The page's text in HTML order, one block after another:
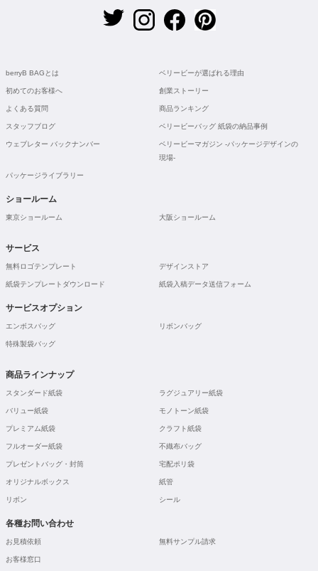
berryB BAGとは ベリービーが選ばれる理由
初めてのお客様へ 創業ストーリー
よくある質問 商品ランキング
スタッフブログ ベリービーバッグ 紙袋の納品事例
ウェブレター バックナンバー
ベリービーマガジン -パッケージデザインの
現場-
パッケージライブラリー
ショールーム
東京ショールーム 大阪ショールーム
サービス
無料ロゴテンプレート デザインストア
紙袋テンプレートダウンロード 紙袋入稿データ送信フォーム
サービスオプション
エンボスバッグ リボンバッグ
特殊製袋バッグ
商品ラインナップ
スタンダード紙袋 ラグジュアリー紙袋
バリュー紙袋 モノトーン紙袋
プレミアム紙袋 クラフト紙袋
フルオーダー紙袋 不織布バッグ
プレゼントバッグ・封筒 宅配ポリ袋
オリジナルボックス 紙管
リボン シール
各種お問い合わせ
お見積依頼 無料サンプル請求
お客様窓口